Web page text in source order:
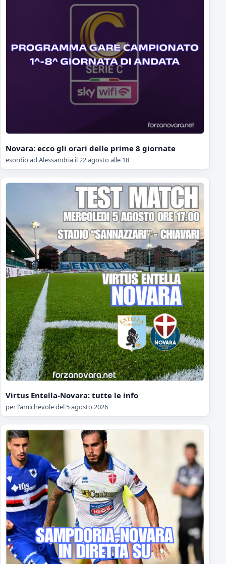
Novara: ecco gli orari delle prime 8 giornate
esordio ad Alessandria il 22 agosto alle 18
Virtus Entella-Novara: tutte le info
per l'amichevole del 5 agosto 2026